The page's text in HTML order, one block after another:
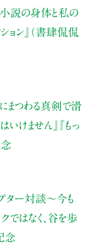
小説の身体と私の
ョン』（書肆侃侃
にまつわる真剣で滑
いけません』『もっ
ター対談～今も
クではなく、谷を歩
念